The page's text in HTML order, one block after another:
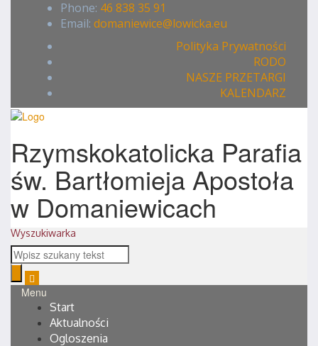
Phone: 46 838 35 91
Email: domaniewice@lowicka.eu
Polityka Prywatności
RODO
NASZE PRZETARGI
KALENDARZ
Rzymskokatolicka Parafia
św. Bartłomieja Apostoła
w Domaniewicach
Wyszukiwarka
Menu
Start
Aktualności
Ogloszenia